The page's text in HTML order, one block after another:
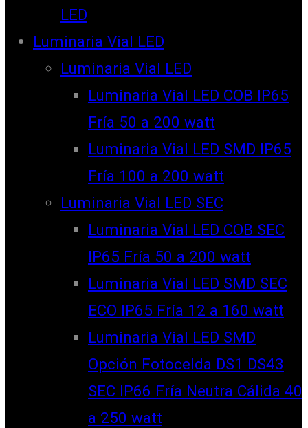
LED
Luminaria Vial LED
Luminaria Vial LED
Luminaria Vial LED COB IP65
Fría 50 a 200 watt
Luminaria Vial LED SMD IP65
Fría 100 a 200 watt
Luminaria Vial LED SEC
Luminaria Vial LED COB SEC
IP65 Fría 50 a 200 watt
Luminaria Vial LED SMD SEC
ECO IP65 Fría 12 a 160 watt
Luminaria Vial LED SMD
Opción Fotocelda DS1 DS43
SEC IP66 Fría Neutra Cálida 40
a 250 watt